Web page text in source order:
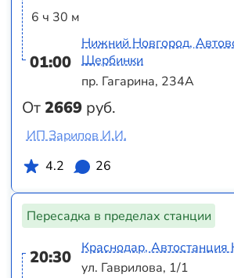
6 ч 30 м
01:00
От2669 руб.
Нижний Новгород,
Щербинки
пр. Гагарина, 234А
ИП Зарипов И.И.
4.2
26
Пересадка в пределах станции
20:30
Краснодар,
ул. Гаврилова, 1/1